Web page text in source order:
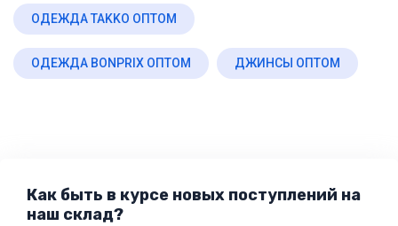
ОДЕЖДА TAKKO ОПТОМ
ОДЕЖДА BONPRIX ОПТОМ ДЖИНСЫ ОПТОМ
Как быть в курсе новых поступлений на
наш склад?